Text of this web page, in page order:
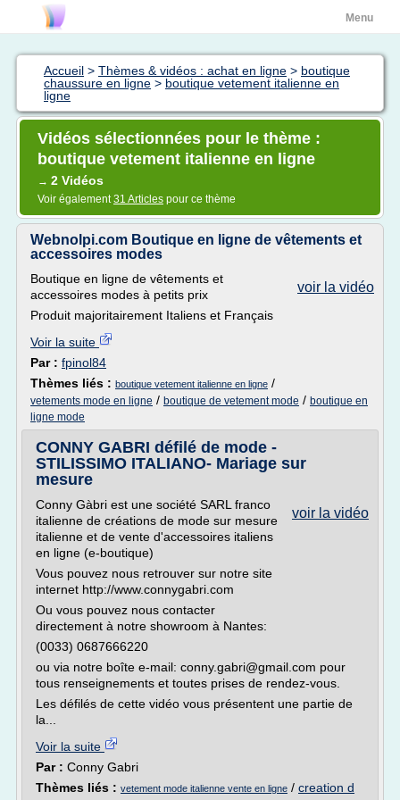
Menu
Accueil > Thèmes & vidéos : achat en ligne > boutique
chaussure en ligne > boutique vetement italienne en
ligne
Vidéos sélectionnées pour le thème :
boutique vetement italienne en ligne
→ 2 Vidéos
Voir également31 Articles pour ce thème
Webnolpi.com Boutique en ligne de vêtements et
accessoires modes
voir la vidéo
Boutique en ligne de vêtements et
accessoires modes à petits prix
Produit majoritairement Italiens et Français
Voir la suite
Par : fpinol84
Thèmes liés : boutique vetement italienne en ligne /
vetements mode en ligne / boutique de vetement mode / boutique en
ligne mode
CONNY GABRI défilé de mode -
STILISSIMO ITALIANO- Mariage sur
mesure
voir la vidéo
Conny Gàbri est une société SARL franco
italienne de créations de mode sur mesure
italienne et de vente d'accessoires italiens
en ligne (e-boutique)
Vous pouvez nous retrouver sur notre site
internet http://www.connygabri.com
Ou vous pouvez nous contacter
directement à notre showroom à Nantes:
(0033) 0687666220
ou via notre boîte e-mail: conny.gabri@gmail.com pour
tous renseignements et toutes prises de rendez-vous.
Les défilés de cette vidéo vous présentent une partie de
la...
Voir la suite
Par : Conny Gabri
Thèmes liés : vetement mode italienne vente en ligne / creation d